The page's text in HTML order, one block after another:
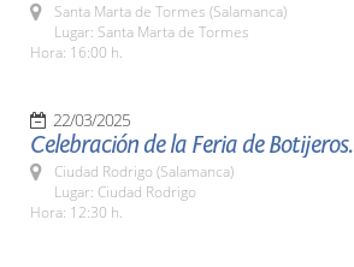
Santa Marta de Tormes (Salamanca)
Lugar: Santa Marta de Tormes
Hora: 16:00 h.
22/03/2025
Celebración de la Feria de Botijeros.
Ciudad Rodrigo (Salamanca)
Lugar: Ciudad Rodrigo
Hora: 12:30 h.